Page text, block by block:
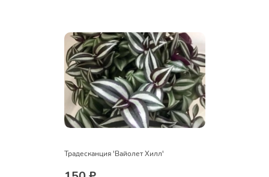
Традесканция 'Вайолет Хилл'